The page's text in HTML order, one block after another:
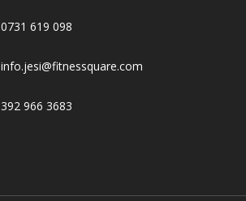
0731 619 098
info.jesi@fitnessquare.com
392 966 3683